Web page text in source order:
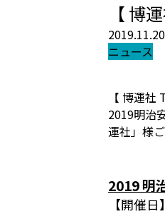
【 博
2019.11.20
ニュース
【 博運
2019明治
運社」様
2019 明
【開催日】